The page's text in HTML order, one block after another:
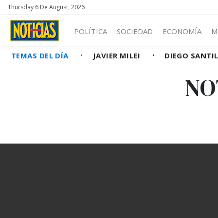
Thursday 6 De August, 2026
POLÍTICA SOCIEDAD ECONOMÍA
TEMAS DEL DÍA JAVIER MILEI DIEGO